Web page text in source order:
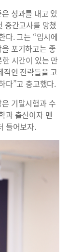
성과를 내고 있
중간고사를 망쳤
다. 그는 “입시에
포기하고는 좋
시간이 있는 만
적인 전략들을 고
다”고 충고했다.
기말시험과 수
과 출신이자 멘
들어보자.